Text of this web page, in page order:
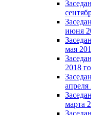
июня
мая
2018
апреля
марта